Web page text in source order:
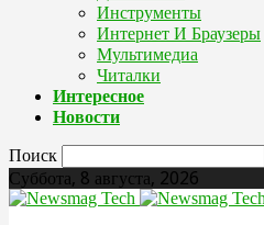
Инструменты
Интернет И Браузеры
Мультимедиа
Читалки
Интересное
Новости
Поиск
Суббота, 8 августа, 2026